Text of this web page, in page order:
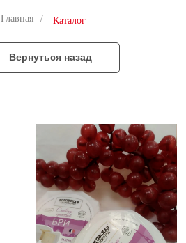
Главная / Каталог
Вернуться назад